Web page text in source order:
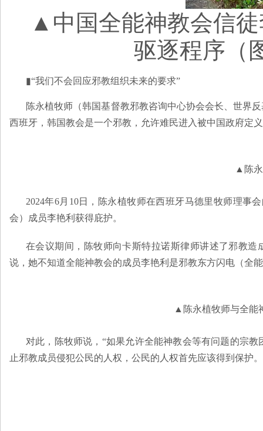
▲中国全能神教会信
驱逐程序（
▮“我们不会回应邪教组织未来的要求”
陈永植牧师（韩国基督教邪教咨询中心协会会长、世界
西班牙，韩国教会是一个邪教，允许难民进入被中国政府定
▲陈
2024年6月10日，陈永植牧师在西班牙马德里牧师理事
会）成员李艳利获得庇护。
在会议期间，陈牧师向卡斯特拉诺斯律师讲述了邪教
说，她不知道全能神教会的成员李艳利是邪教东方闪电（全
▲陈永植牧师与全能
对此，陈牧师说，“如果允许全能神教会等有问题的宗
止邪教成员侵犯公民的人权，公民的人权首先应该得到保护